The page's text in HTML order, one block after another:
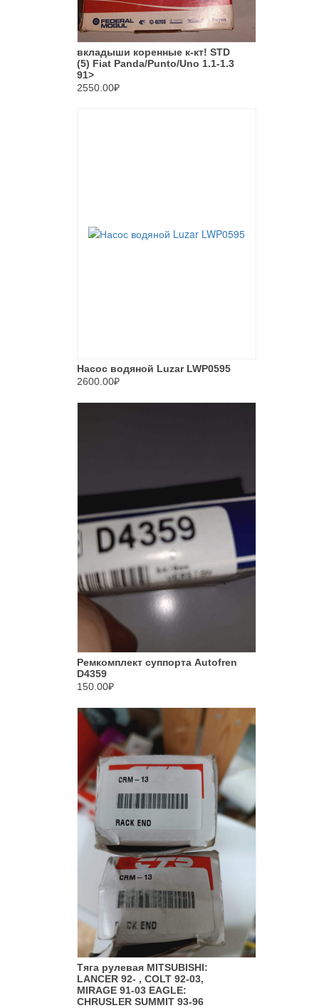
вкладыши коренные к-кт! STD
(5) Fiat Panda/Punto/Uno 1.1-1.3
91>
2550.00₽
Насос водяной Luzar LWP0595
2600.00₽
Ремкомплект суппорта Autofren
D4359
150.00₽
Тяга рулевая MITSUBISHI:
LANCER 92- , COLT 92-03,
MIRAGE 91-03 EAGLE:
CHRUSLER SUMMIT 93-96